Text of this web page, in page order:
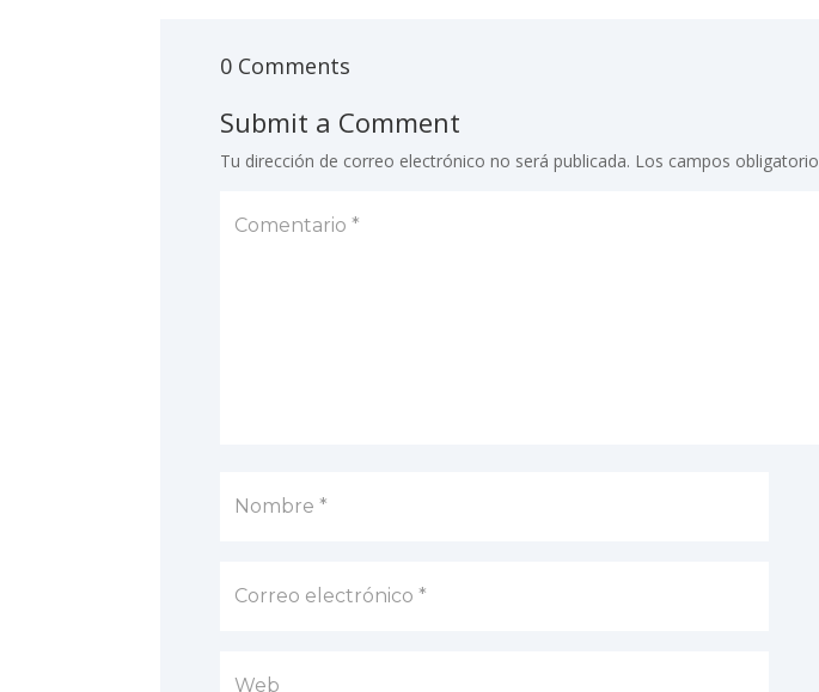
0 Comments
Submit a Comment
Tu dirección de correo electrónico no será publicada. Los campos